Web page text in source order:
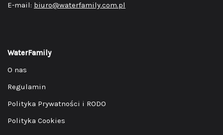
E-mail: biuro@waterfamily.com.pl
WaterFamily
O nas
Regulamin
Polityka Prywatności i RODO
Polityka Cookies